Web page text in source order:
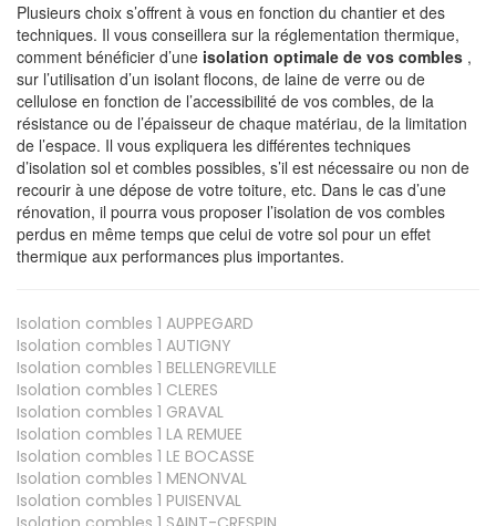
Plusieurs choix s’offrent à vous en fonction du chantier et des
techniques. Il vous conseillera sur la réglementation thermique,
comment bénéficier d’une isolation optimale de vos combles ,
sur l’utilisation d’un isolant flocons, de laine de verre ou de
cellulose en fonction de l’accessibilité de vos combles, de la
résistance ou de l’épaisseur de chaque matériau, de la limitation
de l’espace. Il vous expliquera les différentes techniques
d’isolation sol et combles possibles, s’il est nécessaire ou non de
recourir à une dépose de votre toiture, etc. Dans le cas d’une
rénovation, il pourra vous proposer l’isolation de vos combles
perdus en même temps que celui de votre sol pour un effet
thermique aux performances plus importantes.
Isolation combles 1 AUPPEGARD
Isolation combles 1 AUTIGNY
Isolation combles 1 BELLENGREVILLE
Isolation combles 1 CLERES
Isolation combles 1 GRAVAL
Isolation combles 1 LA REMUEE
Isolation combles 1 LE BOCASSE
Isolation combles 1 MENONVAL
Isolation combles 1 PUISENVAL